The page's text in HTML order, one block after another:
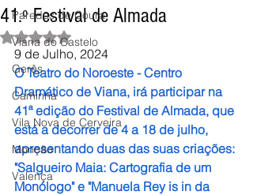
Paredes de Coura
Viana do Castelo
Gerês
Caminha
Vila Nova de Cerveira
Monção
Valença
41.º Festival de Almada
Avaliado com NaN de 5 estrelas.
9 de Julho, 2024
O Teatro do Noroeste - Centro
Dramático de Viana, irá participar na
41ª edição do Festival de Almada, que
está a decorrer de 4 a 18 de julho,
apresentando duas das suas criações:
"Salgueiro Maia: Cartografia de um
Monólogo" e "Manuela Rey is in da